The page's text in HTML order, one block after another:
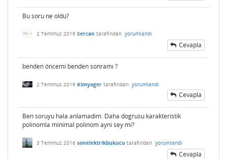
Bu soru ne oldu?
2 Temmuz 2016 Sercan tarafından yorumlandı
Cevapla
benden öncemi benden sonramı ?
2 Temmuz 2016 Kimyager tarafından yorumlandı
Cevapla
Ben soruyu hala anlamadim. Daha dogrusu karakteristik
polinomla minimal polinom ayni sey mi?
3 Temmuz 2016 sonelektrikbukucu tarafından yorumlandı
Cevapla